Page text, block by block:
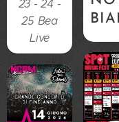
23 - 24 -
25 Bea
Live